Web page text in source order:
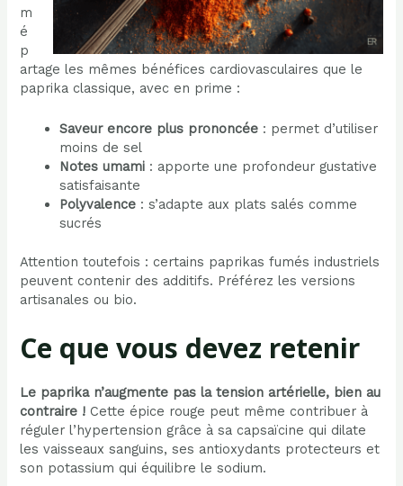
m
é
p
artage les mêmes bénéfices cardiovasculaires que le
paprika classique, avec en prime :
Saveur encore plus prononcée : permet d’utiliser
moins de sel
Notes umami : apporte une profondeur gustative
satisfaisante
Polyvalence : s’adapte aux plats salés comme
sucrés
Attention toutefois : certains paprikas fumés industriels
peuvent contenir des additifs. Préférez les versions
artisanales ou bio.
Ce que vous devez retenir
Le paprika n’augmente pas la tension artérielle, bien au
contraire ! Cette épice rouge peut même contribuer à
réguler l’hypertension grâce à sa capsaïcine qui dilate
les vaisseaux sanguins, ses antioxydants protecteurs et
son potassium qui équilibre le sodium.